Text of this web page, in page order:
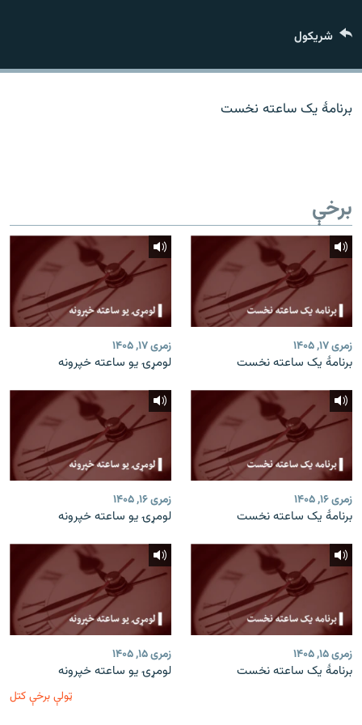
د ازادې اروپا/ ازادي راډيو ټولې پاڼې
شريکول
برنامۀ یک ساعته نخست
برخې
زمری ۱۷, ۱۴۰۵
برنامۀ یک ساعته نخست
زمری ۱۷, ۱۴۰۵
لومړۍ یو ساعته خپرونه
زمری ۱۶, ۱۴۰۵
برنامۀ یک ساعته نخست
زمری ۱۶, ۱۴۰۵
لومړۍ یو ساعته خپرونه
زمری ۱۵, ۱۴۰۵
برنامۀ یک ساعته نخست
زمری ۱۵, ۱۴۰۵
لومړۍ یو ساعته خپرونه
ټولې برخې کتل